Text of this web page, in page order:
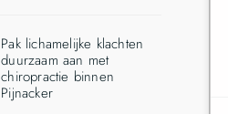
Pak lichamelijke klachten
duurzaam aan met
chiropractie binnen
Pijnacker